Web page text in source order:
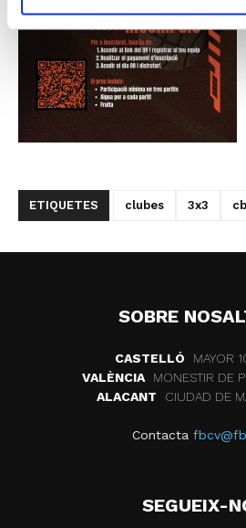
ETIQUETES clubes 3x3
SOBRE
CASTELLÓ
MAYOR
VALÈNCIA
MONESTIR DE
ALACANT
CIUDAD DE
Contacta
SEGUEIX-